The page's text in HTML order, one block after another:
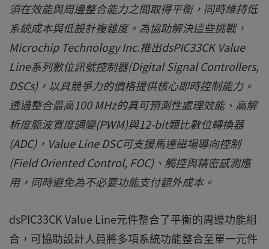
須在效能與周邊整合能力之間取得平衡，同時維持低
系統成本與低設計複雜度。為協助解決這些挑戰，
Microchip Technology Inc.推出dsPIC33CK Value
Line系列數位訊號控制器(Digital Signal Controllers,
DSCs)，以具競爭力的價格提供核心即時控制能力。
透過整合最高100 MHz的具可預測性處理效能、高解
析度脈波寬度調變(PWM)與12-bit類比數位轉換器
(ADC)，Value Line DSC可支援馬達磁場導向控制
(Field Oriented Control, FOC)、觸控與精密感測應
用，同時避免為不必要功能支付額外成本。
dsPIC33CK Value Line元件整合了平衡的周邊功能組
合，可協助設計人員將多項系統功能整合至單一元件